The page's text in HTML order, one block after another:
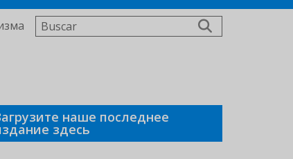
Buscar
наше последнее
здесь